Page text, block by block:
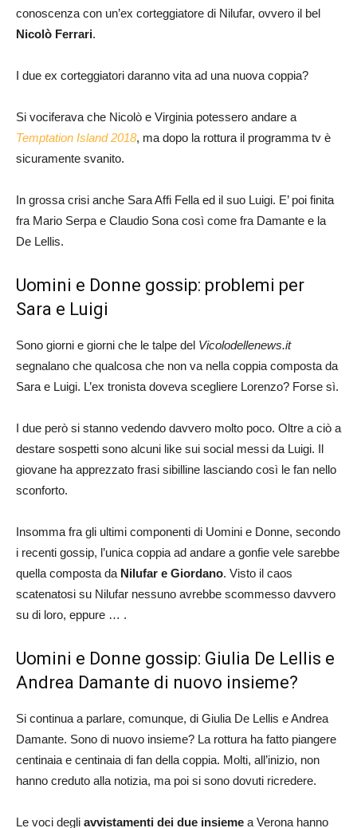
conoscenza con un’ex corteggiatore di Nilufar, ovvero il bel
Nicolò Ferrari.
I due ex corteggiatori daranno vita ad una nuova coppia?
Si vociferava che Nicolò e Virginia potessero andare a
Temptation Island 2018, ma dopo la rottura il programma tv è
sicuramente svanito.
In grossa crisi anche Sara Affi Fella ed il suo Luigi. E’ poi finita
fra Mario Serpa e Claudio Sona così come fra Damante e la
De Lellis.
Uomini e Donne gossip: problemi per
Sara e Luigi
Sono giorni e giorni che le talpe del Vicolodellenews.it
segnalano che qualcosa che non va nella coppia composta da
Sara e Luigi. L’ex tronista doveva scegliere Lorenzo? Forse sì.
I due però si stanno vedendo davvero molto poco. Oltre a ciò a
destare sospetti sono alcuni like sui social messi da Luigi. Il
giovane ha apprezzato frasi sibilline lasciando così le fan nello
sconforto.
Insomma fra gli ultimi componenti di Uomini e Donne, secondo
i recenti gossip, l’unica coppia ad andare a gonfie vele sarebbe
quella composta da Nilufar e Giordano. Visto il caos
scatenatosi su Nilufar nessuno avrebbe scommesso davvero
su di loro, eppure … .
Uomini e Donne gossip: Giulia De Lellis e
Andrea Damante di nuovo insieme?
Si continua a parlare, comunque, di Giulia De Lellis e Andrea
Damante. Sono di nuovo insieme? La rottura ha fatto piangere
centinaia e centinaia di fan della coppia. Molti, all’inizio, non
hanno creduto alla notizia, ma poi si sono dovuti ricredere.
Le voci degli avvistamenti dei due insieme a Verona hanno